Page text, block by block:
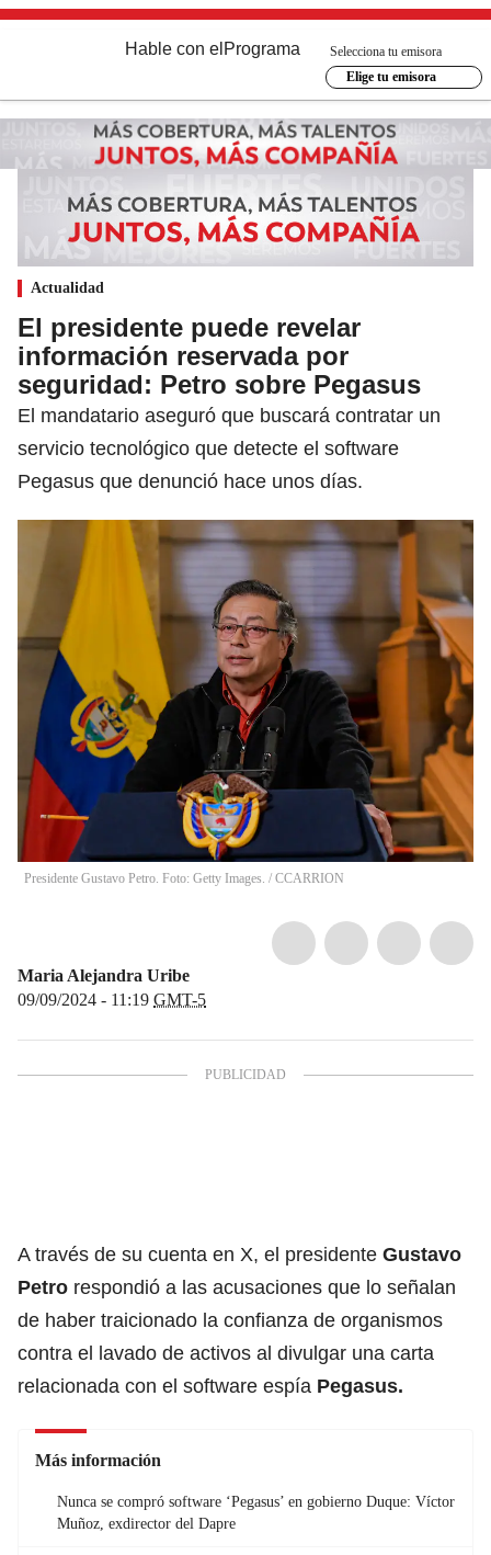
Hable con el Programa
Selecciona tu emisora
Elige tu emisora
Actualidad
El presidente puede revelar
información reservada por
seguridad: Petro sobre Pegasus
El mandatario aseguró que buscará contratar un
servicio tecnológico que detecte el software
Pegasus que denunció hace unos días.
Presidente Gustavo Petro. Foto: Getty Images. / CCARRION
Maria Alejandra Uribe
09/09/2024 - 11:19 GMT-5
A través de su cuenta en X, el presidente Gustavo
Petro respondió a las acusaciones que lo señalan
de haber traicionado la confianza de organismos
contra el lavado de activos al divulgar una carta
relacionada con el software espía Pegasus.
Más información
Nunca se compró software ‘Pegasus’ en gobierno Duque: Víctor
Muñoz, exdirector del Dapre